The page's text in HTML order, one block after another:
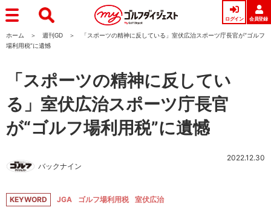
ログイン 会員登録
ホーム 週刊GD
「スポーツの精神に反している」室伏広治スポーツ庁長官が“ゴルフ
場利用税”に遺憾
「スポーツの精神に反してい
る」室伏広治スポーツ庁長官
が“ゴルフ場利用税”に遺憾
バックナイン
2022.12.30
KEYWORD JGA ゴルフ場利用税 室伏広治